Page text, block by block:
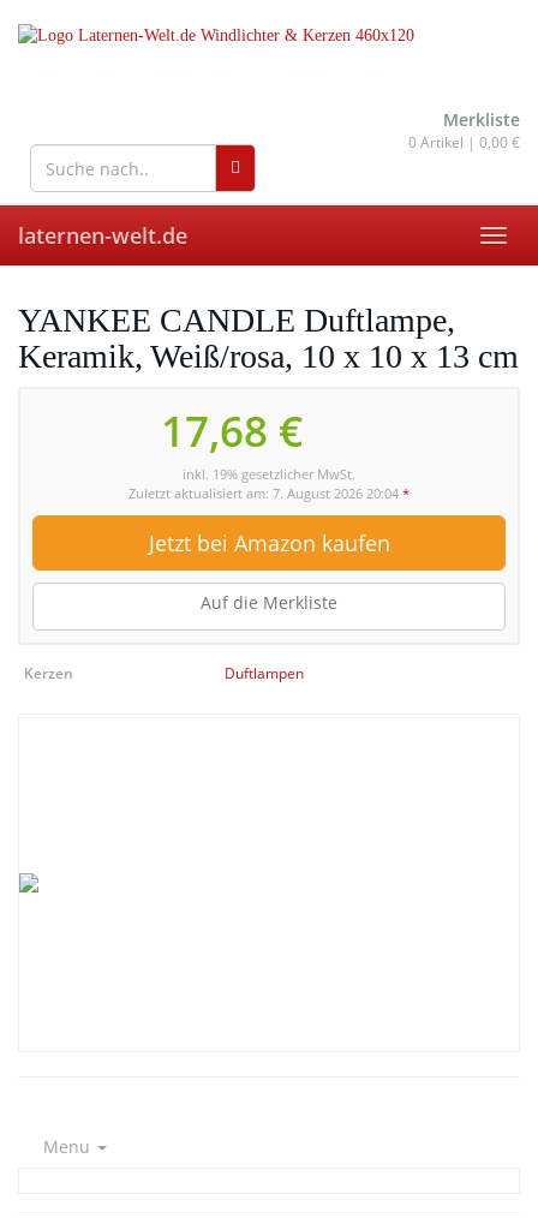
Merkliste
0Artikel | 0,00 €
laternen-welt.de
YANKEE CANDLE Duftlampe,
Keramik, Weiß/rosa, 10 x 10 x 13 cm
17,68 €
inkl. 19% gesetzlicher MwSt.
Zuletzt aktualisiert am: 7. August 2026 20:04 *
Jetzt bei Amazon kaufen
Auf die Merkliste
Kerzen Duftlampen
Menu